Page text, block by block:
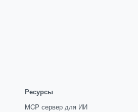
Ресурсы
MCP сервер для ИИ